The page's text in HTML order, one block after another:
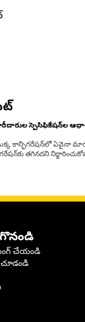
స్పెసిఫికేషన్‌ల
ఏవైనా
తగినదని
చేయండి